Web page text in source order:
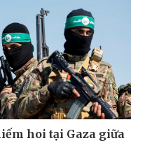
hoi tại Gaza giữa